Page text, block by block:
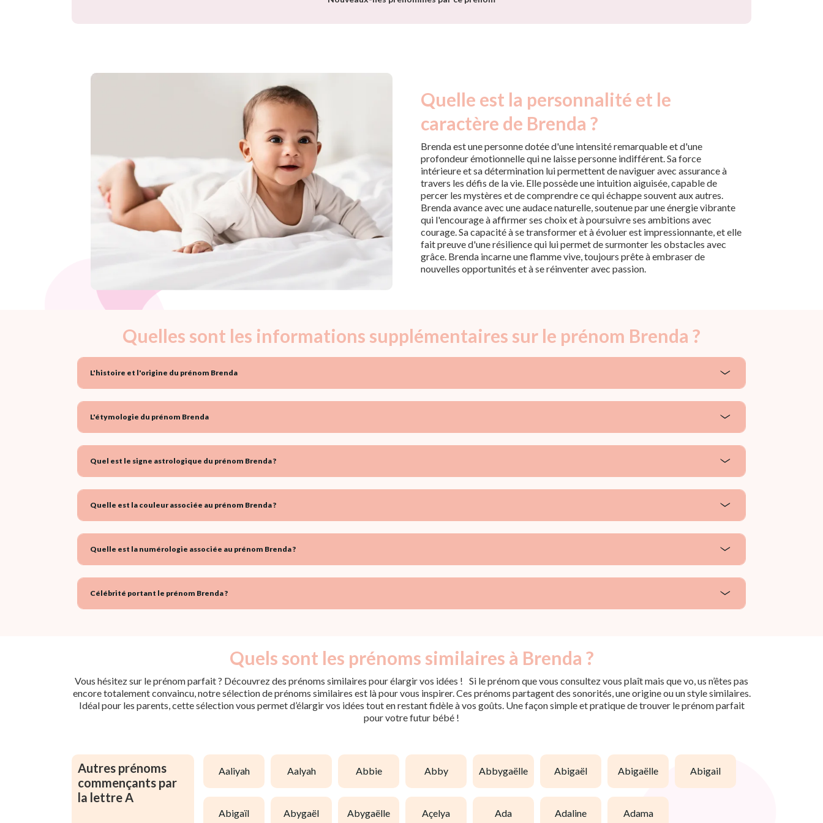
Quelle est la personnalité et le
caractère de Brenda ?
Brenda est une personne dotée d'une intensité remarquable et d'une
profondeur émotionnelle qui ne laisse personne indifférent. Sa force
intérieure et sa détermination lui permettent de naviguer avec assurance à
travers les défis de la vie. Elle possède une intuition aiguisée, capable de
percer les mystères et de comprendre ce qui échappe souvent aux autres.
Brenda avance avec une audace naturelle, soutenue par une énergie vibrante
qui l'encourage à affirmer ses choix et à poursuivre ses ambitions avec
courage. Sa capacité à se transformer et à évoluer est impressionnante, et elle
fait preuve d'une résilience qui lui permet de surmonter les obstacles avec
grâce. Brenda incarne une flamme vive, toujours prête à embraser de
nouvelles opportunités et à se réinventer avec passion.
Quelles sont les informations supplémentaires sur le prénom Brenda ?
L'histoire et l'origine du prénom Brenda
L'étymologie du prénom Brenda
Quel est le signe astrologique du prénom Brenda ?
Quelle est la couleur associée au prénom Brenda ?
Quelle est la numérologie associée au prénom Brenda ?
Célébrité portant le prénom Brenda ?
Quels sont les prénoms similaires à Brenda ?
Vous hésitez sur le prénom parfait ? Découvrez des prénoms similaires pour élargir vos idées ! Si le prénom que vous consultez vous plaît mais que vo, us n’êtes pas
encore totalement convaincu, notre sélection de prénoms similaires est là pour vous inspirer. Ces prénoms partagent des sonorités, une origine ou un style similaires.
Idéal pour les parents, cette sélection vous permet d’élargir vos idées tout en restant fidèle à vos goûts. Une façon simple et pratique de trouver le prénom parfait
pour votre futur bébé !
Autres prénoms
commençants par
la lettre A
aaliyah aalyah abbie abby abbygaëlle abigaël abigaëlle abigail
abigaïl abygaël abygaëlle açelya ada adaline adama